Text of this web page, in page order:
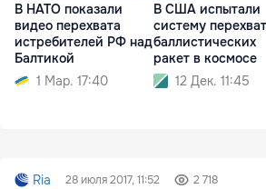
В НАТО показали
видео перехвата
истребителей РФ над
Балтикой
1 Мар. 17:40
В США испытали
систему
баллистических
ракет в космосе
12 Дек. 11:45
Ria 28 июля 2017, 11:52 2 718